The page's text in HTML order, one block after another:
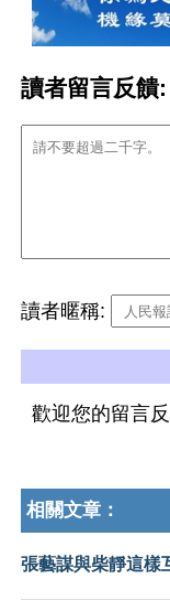
讀者留言反饋:
讀者暱稱:
歡迎您的留言反
相關文章：
張藝謀與柴靜這樣